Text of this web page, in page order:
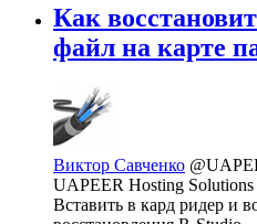
Как
файл на карте
Виктор Савченко
UAPEER Hosting
Вставить в кард ридер и